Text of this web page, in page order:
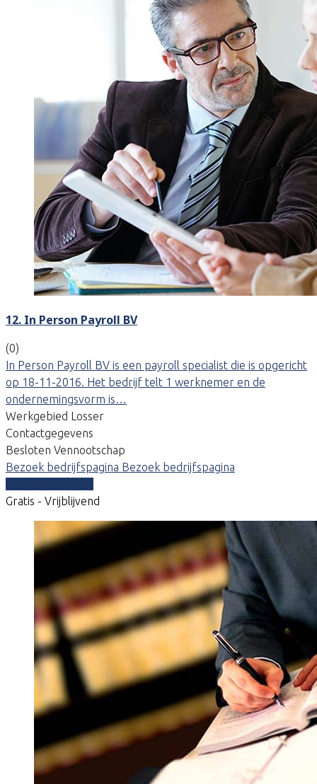
12. In Person Payroll BV
(0)
In Person Payroll BV is een payroll specialist die is opgericht
op 18-11-2016. Het bedrijf telt 1 werknemer en de
ondernemingsvorm is…
Werkgebied Losser
Contactgegevens
Besloten Vennootschap
Bezoek bedrijfspagina Bezoek bedrijfspagina
Gratis - Vrijblijvend